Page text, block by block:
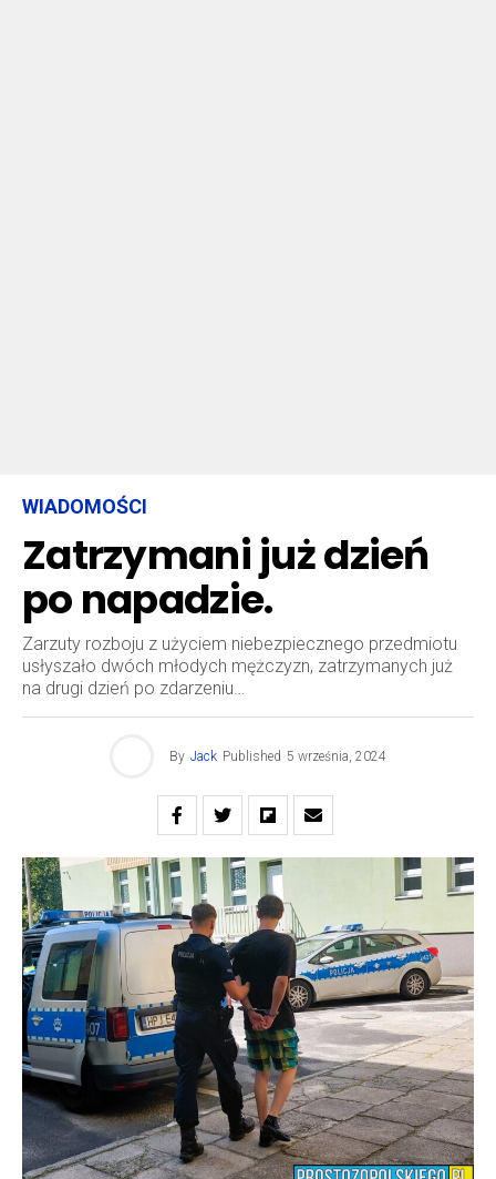
WIADOMOŚCI
Zatrzymani już dzień
po napadzie.
Zarzuty rozboju z użyciem niebezpiecznego przedmiotu
usłyszało dwóch młodych mężczyzn, zatrzymanych już
na drugi dzień po zdarzeniu…
By Jack Published 5 września, 2024